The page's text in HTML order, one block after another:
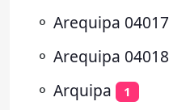
⚬ Arequipa 04017
⚬ Arequipa 04018
⚬ Arquipa 1